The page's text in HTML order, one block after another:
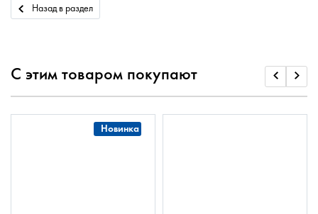
Назад в раздел
С этим товаром покупают
Новинка